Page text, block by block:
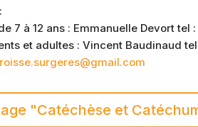
7 à 12 ans : Emmanuelle Devort tel :
et adultes : Vincent Baudinaud tel
"Catéchèse et